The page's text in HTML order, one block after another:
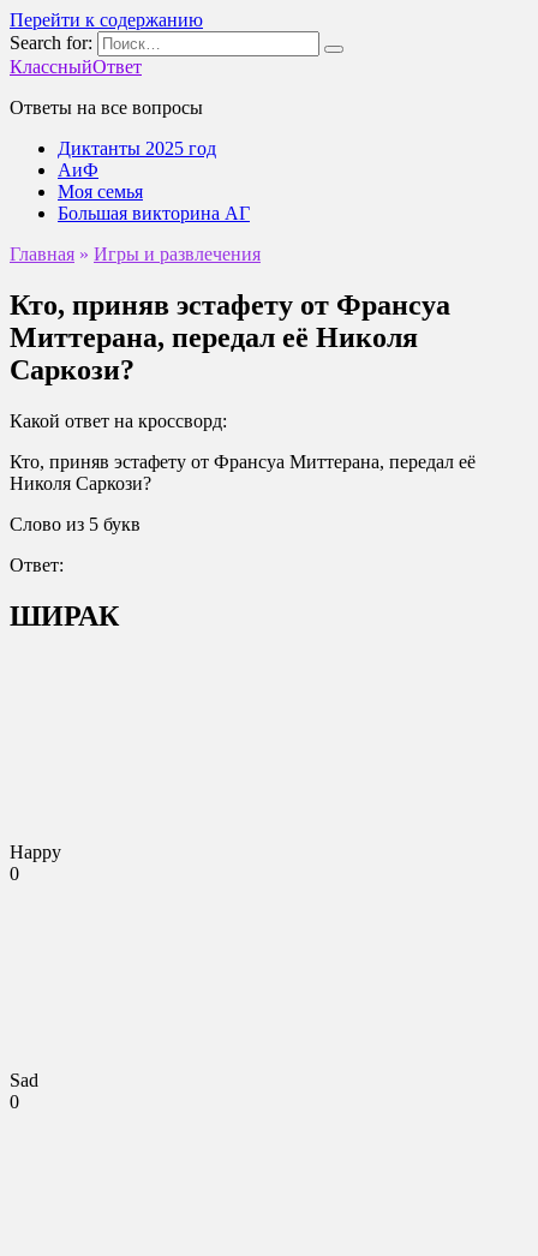
Перейти к содержанию
Search for:
КлассныйОтвет
Ответы на все вопросы
Диктанты 2025 год
АиФ
Моя семья
Большая викторина АГ
Главная » Игры и развлечения
Кто, приняв эстафету от Франсуа
Миттерана, передал её Николя
Саркози?
Какой ответ на кроссворд:
Кто, приняв эстафету от Франсуа Миттерана, передал её
Николя Саркози?
Слово из 5 букв
Ответ:
ШИРАК
Happy
0
Sad
0